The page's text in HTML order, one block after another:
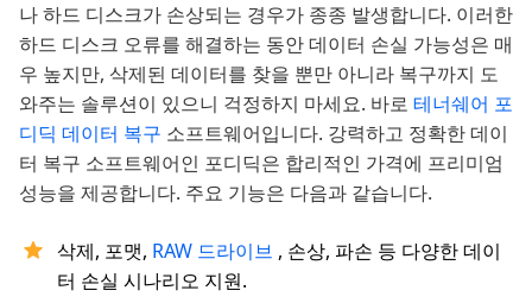
나 하드 디스크가 손상되는 경우가 종종 발생합니다. 이러한
하드 디스크 오류를 해결하는 동안 데이터 손실 가능성은 매
우 높지만, 삭제된 데이터를 찾을 뿐만 아니라 복구까지 도
와주는 솔루션이 있으니 걱정하지 마세요. 바로 테너쉐어 포
디딕 데이터 복구 소프트웨어입니다. 강력하고 정확한 데이
터 복구 소프트웨어인 포디딕은 합리적인 가격에 프리미엄
성능을 제공합니다. 주요 기능은 다음과 같습니다.
삭제, 포맷, RAW 드라이브 , 손상, 파손 등 다양한 데이
터 손실 시나리오 지원.